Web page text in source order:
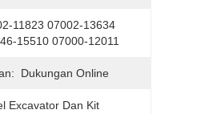
11823 07002-13634
15510 07000-12011
Dukungan Online
Excavator Dan Kit